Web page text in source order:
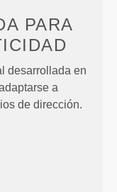
PARA
desarrollada en
a
de dirección.